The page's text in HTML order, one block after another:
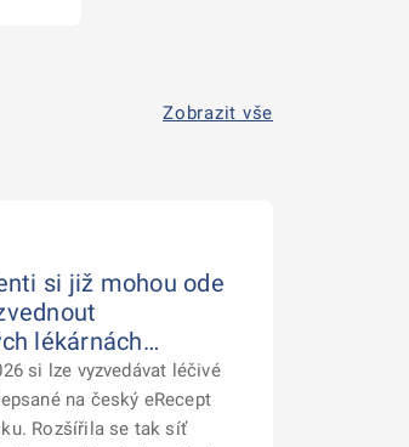
Zobrazit vše
si již mohou ode
lékárnách…
si lze vyzvedávat léčivé
na český eRecept
Rozšířila se tak síť